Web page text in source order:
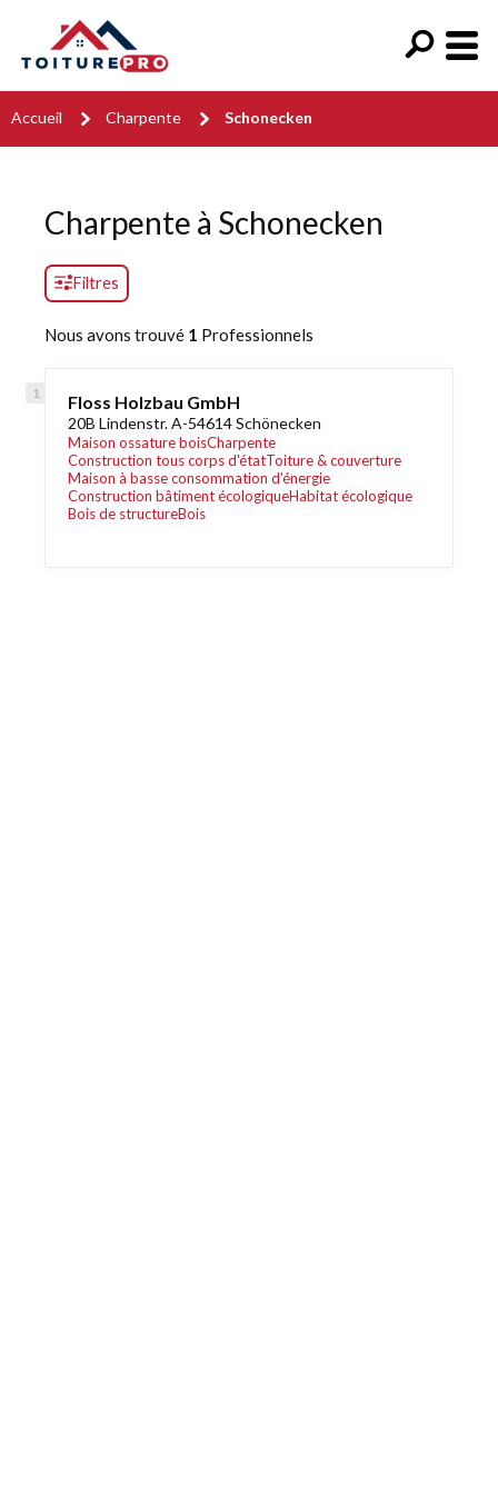
Accueil Charpente Schonecken
Charpente à Schonecken
Filtres
Nous avons trouvé 1 Professionnels
Floss Holzbau GmbH
20B Lindenstr. A-54614 Schönecken
Maison ossature boisCharpente
Construction tous corps d'étatToiture & couverture
Maison à basse consommation d'énergie
Construction bâtiment écologiqueHabitat écologique
Bois de structureBois